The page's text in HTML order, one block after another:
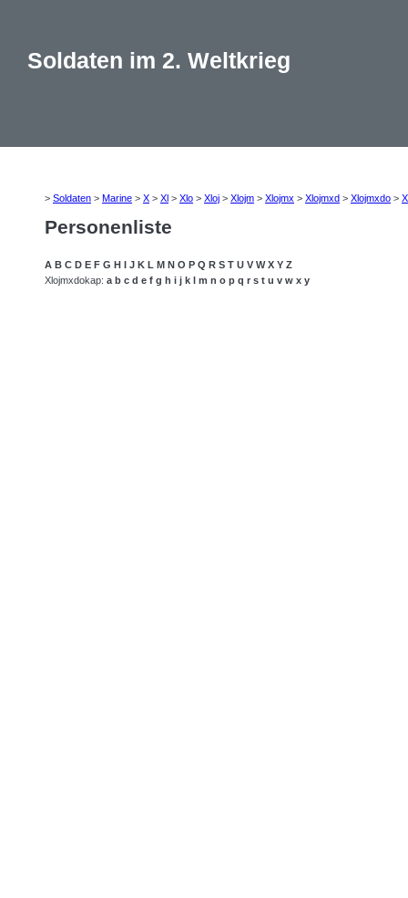
Soldaten im 2. Weltkrieg
> Soldaten > Marine > X > Xl > Xlo > Xloj > Xlojm > Xlojmx > Xlojmxd > Xlojmxdo >
Personenliste
A B C D E F G H I J K L M N O P Q R S T U V W X Y Z
Xlojmxdokap: a b c d e f g h i j k l m n o p q r s t u v w x y